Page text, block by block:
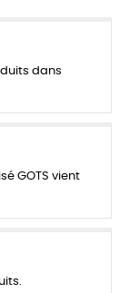
dans
GOTS vient